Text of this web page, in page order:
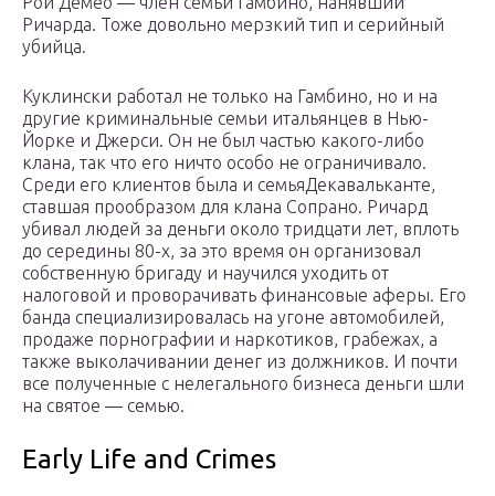
Ричарда. Тоже довольно мерзкий тип и серийный
убийца.
Куклински работал не только на Гамбино, но и на
другие криминальные семьи итальянцев в Нью-
Йорке и Джерси. Он не был частью какого-либо
клана, так что его ничто особо не ограничивало.
Среди его клиентов была и семьяДекавальканте,
ставшая прообразом для клана Сопрано. Ричард
убивал людей за деньги около тридцати лет, вплоть
до середины 80-х, за это время он организовал
собственную бригаду и научился уходить от
налоговой и проворачивать финансовые аферы. Его
банда специализировалась на угоне автомобилей,
продаже порнографии и наркотиков, грабежах, а
также выколачивании денег из должников. И почти
все полученные с нелегального бизнеса деньги шли
на святое — семью.
Early Life and Crimes